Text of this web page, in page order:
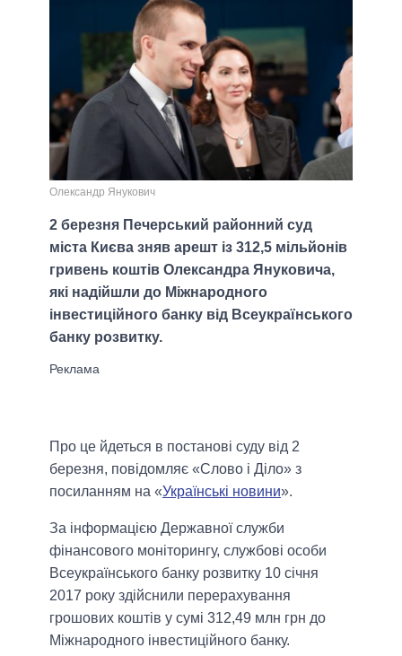
Олександр Янукович
2 березня Печерський районний суд
міста Києва зняв арешт із 312,5 мільйонів
гривень коштів Олександра Януковича,
які надійшли до Міжнародного
інвестиційного банку від Всеукраїнського
банку розвитку.
Про це йдеться в постанові суду від 2
березня, повідомляє «Слово і Діло» з
посиланням на «Українські новини».
За інформацією Державної служби
фінансового моніторингу, службові особи
Всеукраїнського банку розвитку 10 січня
2017 року здійснили перерахування
грошових коштів у сумі 312,49 млн грн до
Міжнародного інвестиційного банку.